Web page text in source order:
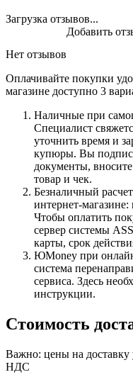
Загрузка отзывов...
Нет отзывов
Добавить
Оплачивайте покупки
магазине доступно 3
Наличные при
Специалист
уточнить время и
купюры. Вы
документы,
товар и чек.
Безналичный
интернет-
Чтобы оплатить
сервер системы
карты, срок
ЮMoney при
система
сервиса. Здесь
инструкции.
Стоимость
Важно: цены на доставку
НДС